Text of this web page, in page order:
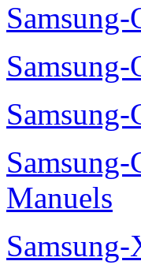
Manuels